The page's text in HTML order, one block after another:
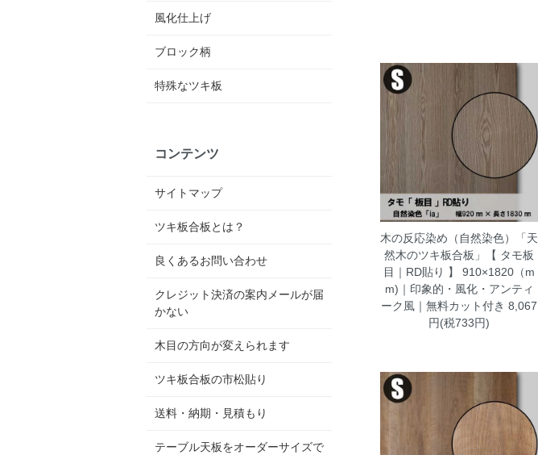
木の反応染め（自然染色）「天
然木のツキ板合板」【 タモ板
目｜RD貼り 】 910×1820（m
m)｜印象的・風化・アンティ
ーク風｜無料カット付き 8,067
円(税733円)
風化仕上げ
ブロック柄
特殊なツキ板
コンテンツ
サイトマップ
ツキ板合板とは？
良くあるお問い合わせ
クレジット決済の案内メールが届
かない
木目の方向が変えられます
ツキ板合板の市松貼り
送料・納期・見積もり
テーブル天板をオーダーサイズで